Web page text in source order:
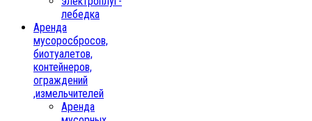
лебедка
Аренда
мусоросбросов,
биотуалетов,
контейнеров,
ограждений
,измельчителей
Аренда